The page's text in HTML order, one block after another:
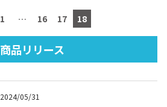
テキーラとは
テキーラマーケット
テキーラマップ
1 … 16 17 18
商品リリース
2024/05/31